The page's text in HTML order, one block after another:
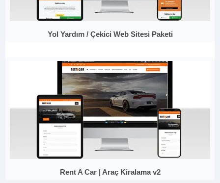
Yol Yardım / Çekici Web Sitesi Paketi
Rent A Car | Araç Kiralama v2